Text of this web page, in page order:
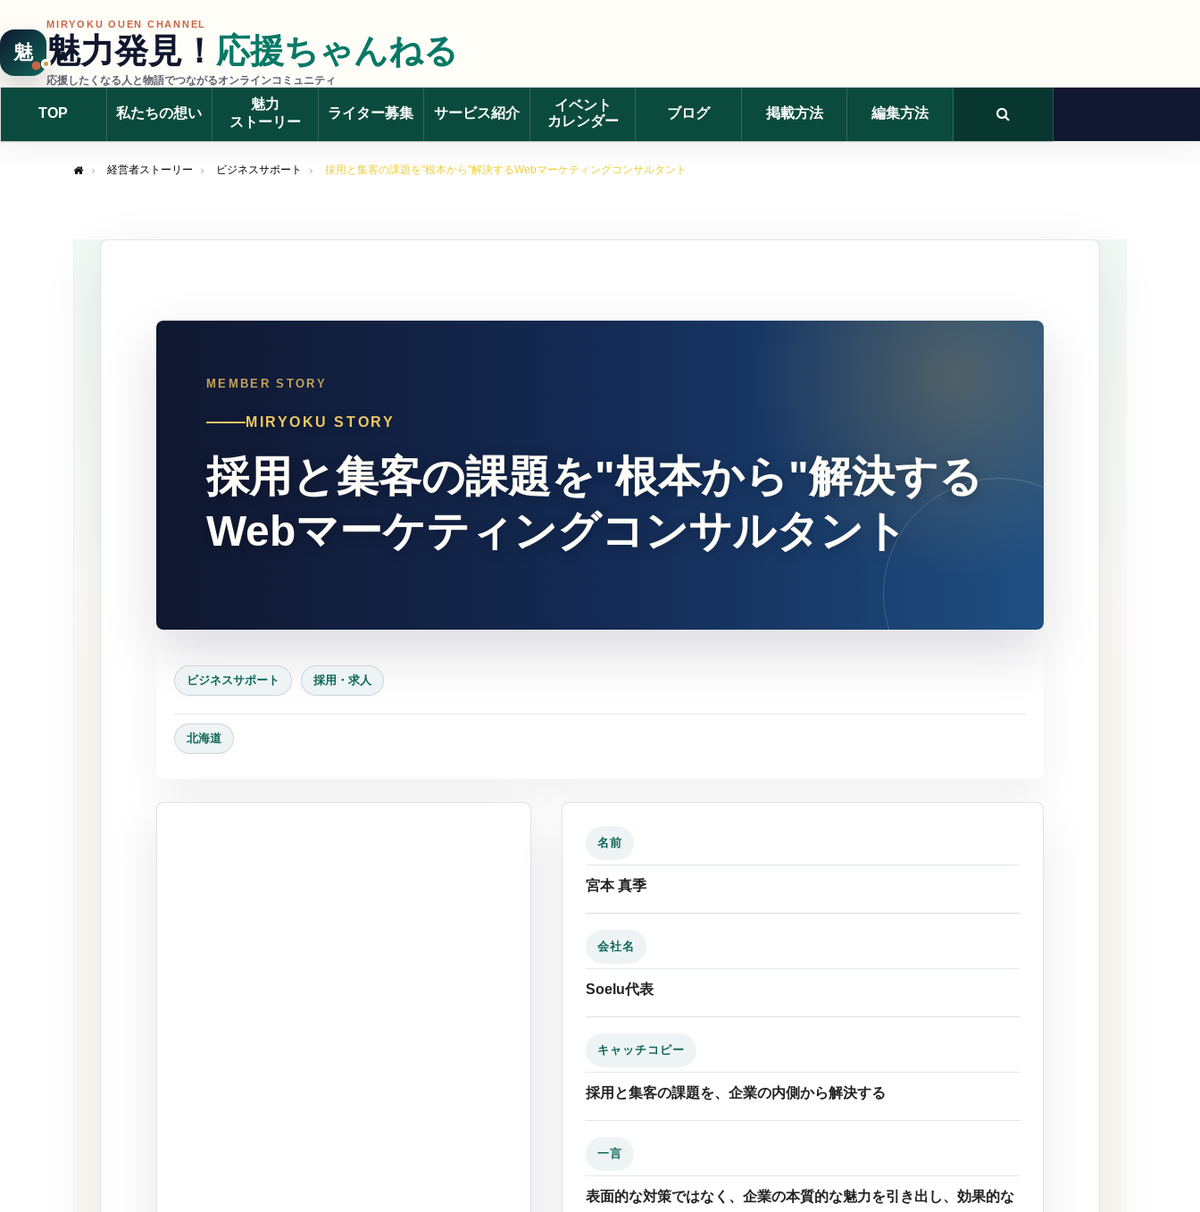
魅
MIRYOKU OUEN CHANNEL
魅力発見！ 応援ちゃんねる
応援したくなる人と物語でつながるオンラインコミュニティ
TOP 私たちの想い
魅力
ストーリー
ライター募集 サービス紹介
イベント
カレンダー
ブログ 掲載方法 編集方法
経営者ストーリー ビジネスサポート 採用と集客の課題を"根本から"解決するWebマーケティングコンサルタント
MIRYOKU STORY
採用と集客の課題を"根本から"解決する
Webマーケティングコンサルタント
ビジネスサポート 採用・求人
北海道
名前
宮本 真季
会社名
Soelu代表
キャッチコピー
採用と集客の課題を、企業の内側から解決する
一言
表面的な対策ではなく、企業の本質的な魅力を引き出し、効果的な